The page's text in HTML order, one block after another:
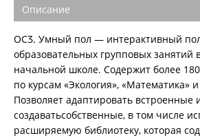
Описание
ОСӠ. Умный пол — интерактивный
образовательных групповых занятий
начальной школе. Содержит более
по курсам «Экология», «Математика»
Позволяет адаптировать встроенные
создаватьсобственные, в том числе
расширяемую библиотеку, которая